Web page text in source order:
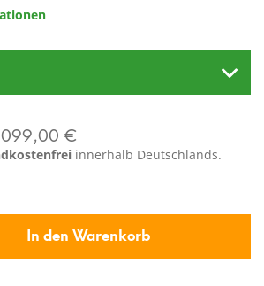
€
innerhalb Deutschlands.
In den Warenkorb